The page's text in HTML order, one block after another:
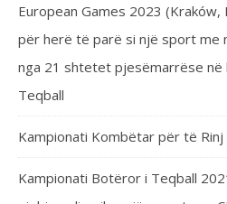
European Games 2023
për herë të parë si një sport me
nga 21 shtetet pjesëmarrëse
Teqball
Kampionati Kombëtar për të Rinj
Kampionati Botëror i Teqball